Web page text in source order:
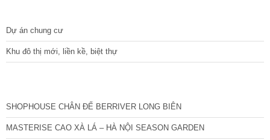
Dự án chung cư
Khu đô thị mới, liền kề, biệt thự
SHOPHOUSE CHÂN ĐẾ BERRIVER LONG BIÊN
MASTERISE CAO XÀ LÁ – HÀ NỘI SEASON GARDEN